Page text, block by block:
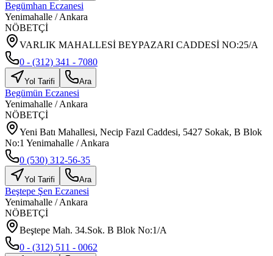
Begümhan Eczanesi
Yenimahalle /Ankara
NÖBETÇİ
VARLIK MAHALLESİ BEYPAZARI CADDESİ NO:25/A
0 - (312) 341 - 7080
Yol Tarifi Ara
Begümün Eczanesi
Yenimahalle /Ankara
NÖBETÇİ
Yeni Batı Mahallesi, Necip Fazıl Caddesi, 5427 Sokak, B Blok
No:1 Yenimahalle / Ankara
0 (530) 312-56-35
Yol Tarifi Ara
Beştepe Şen Eczanesi
Yenimahalle /Ankara
NÖBETÇİ
Beştepe Mah. 34.Sok. B Blok No:1/A
0 - (312) 511 - 0062